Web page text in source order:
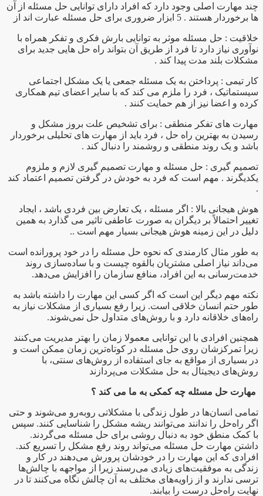
چند مهارت اصلی وجود دارد که افراد دارای توانایی حل مسئله از آن
ها برخوردار هستند . 5 ابزار ضروری برای حل مسئله عبارت اند از
خلاقیت : حل مسئله موثر به توانایی بارش فکری و تفکر همراه با
نوآوری نیاز دارد تا فرد از طریق آن بتواند راه حل هایی جدید برای
مشکلات بلند مدت پیدا کند .
کار تیمی : پرداختن به یک مسئله جمعی یا یک مشکل اجتماعی
سیستماتیک ، فرد را ملزم می کند که با سایر اعضای تیم همکاری
کرده و اعضا نیز از هم حمایت کنند .
مهارت های تفکر منطقی : برای تشخیص علت بروز مشکل و
رسیدن به بهترین راه حل ، فرد باید از مهارت های تحلیلی برخوردار
باشد و یک روند منطقی و روشمند را دنبال کند .
تصمیم گیری : حل مسئله و مهارت تصمیم گیری لازم و ملزوم
یکدیگرند . مهم است که فرد به خودش در گرفتن تصمیم اعتماد کند
.
هوش هیجانی بالا : اگر مسئله ، یک تعارض بین فردی باشد ، ایجاد
تغییر احتمالاً بر دیگران به صورت عاطفی تاثیر می گذارد به همین
دلیل در این زمینه هوش هیجانی بسیار مهم است ..
به طور مثال کارمندی که نحوه حل مسئله را در خود پرورانده است
می‌داند نیاز اصلی مشتریان بالقوه چیست و با ساده‌سازی روند
خدمت‌رسانی به این افراد، منافع سازمان را افزایش می‌دهد.
نکته مهم دیگر این است که اگر کسی این مهارت را داشته باشد به
طور حتم انسان خلاقی است. زیرا رفع بسیاری از مشکلات نیاز به
راه‌های خلاقانه دارد و با روش‌های متداول حل نمی‌شوند.
همچنین افرادی با این توانایی معمولا زمان را بهتر مدیریت می‌کنند
زیرا تمرکزشان روی حل مسئله در کوتاه‌ترین زمان ممکن است و
در بسیاری از مواقع به جای استفاده از روش‌های سنتی، با
روش‌های دیجیتال به حل مشکلات می‌پردازند
مهارت حل مسئله چه کمکی به ما می کند ؟
تمامی انسان‌ها در طول زندگی با مشکلاتی روبه‌رو می‌شوند و حتی
اگر راه‌حل را ندانند می‌توانند ریشه مشکل را شناسایی کنند. سپس
با کمک منطق خود به دنبال روشی برای حل مسئله می‌گردند.
داشتن مهارت حل مسئله می‌تواند روند رفع مشکل را تسریع کند.
افرادی که این مهارت را در خودشان پرورش می‌دهند در کار و
زندگی به موفقیت‌های زیادی می‌رسند زیرا از مواجهه با چالش‌ها
ترسی ندارند و از زاویه‌های مختلف به آن چالش نگاه می‌کنند تا در
نهایت راه‌حل درست را بیابند.